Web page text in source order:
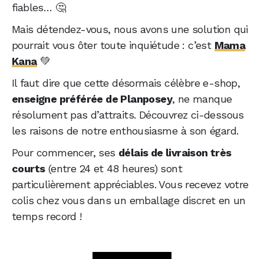
fiables… 🤔
Mais détendez-vous, nous avons une solution qui
pourrait vous ôter toute inquiétude : c’est Mama
Kana💚
Il faut dire que cette désormais célèbre e-shop,
enseigne préférée de Planposey, ne manque
résolument pas d’attraits. Découvrez ci-dessous
les raisons de notre enthousiasme à son égard.
Pour commencer, ses délais de livraison très
courts(entre 24 et 48 heures) sont
particulièrement appréciables. Vous recevez votre
colis chez vous dans un emballage discret en un
temps record !